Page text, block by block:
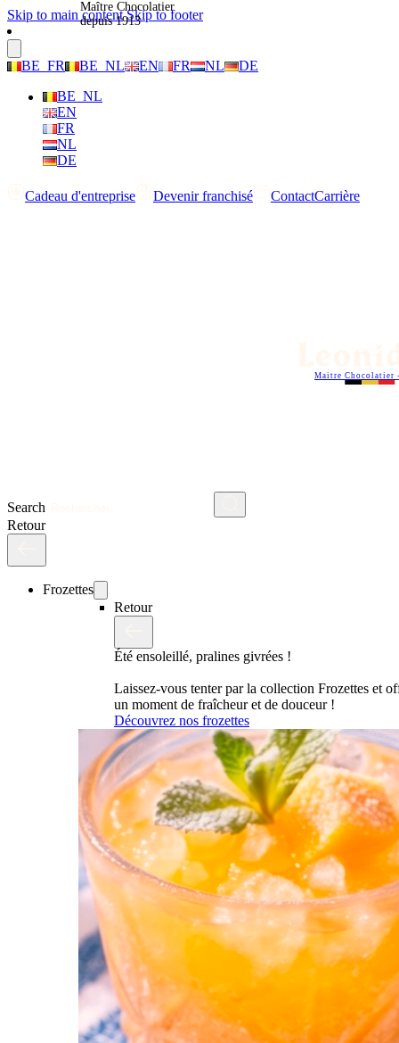
Skip to main content Skip to footer
BE_FR BE_NL EN FR NL
DE
BE_NL
EN
FR
NL
DE
Cadeau d'entreprise Devenir franchisé ContactCarrière
Search
Maitre Chocolatier
Retour
Frozettes
Retour
Été ensoleillé, pralines givrées !
Laissez-vous tenter par la collection Frozettes et
un moment de fraîcheur et de douceur !
Découvrez nos frozettes
Maître Chocolatier
depuis 1913